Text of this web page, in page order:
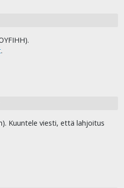
.
Kuuntele viesti, että lahjoitus